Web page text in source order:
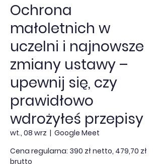
Ochrona
małoletnich w
uczelni i najnowsze
zmiany ustawy –
upewnij się, czy
prawidłowo
wdrożyłeś przepisy
wt., 08 wrz
  |
Google Meet
Cena regularna: 390 zł netto, 479,70 zł
brutto